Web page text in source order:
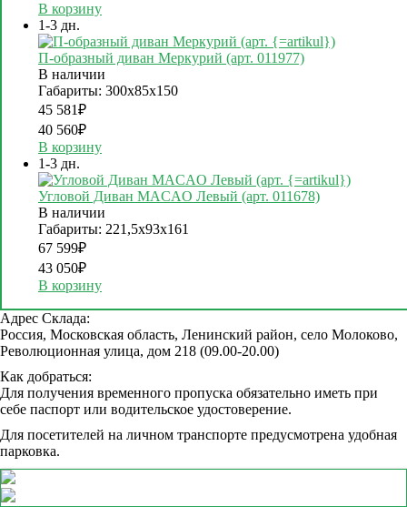
В корзину
1-3 дн.
П-образный диван Меркурий (арт. 011977)
В наличии
Габариты: 300х85х150
45 581₽
40 560₽
В корзину
1-3 дн.
Угловой Диван MACAO Левый (арт. 011678)
В наличии
Габариты: 221,5х93х161
67 599₽
43 050₽
В корзину
Адрес Склада:
Россия, Московская область, Ленинский район, село Молоково,
Революционная улица, дом 218 (09.00-20.00)
Как добраться:
Для получения временного пропуска обязательно иметь при
себе паспорт или водительское удостоверение.
Для посетителей на личном транспорте предусмотрена удобная
парковка.